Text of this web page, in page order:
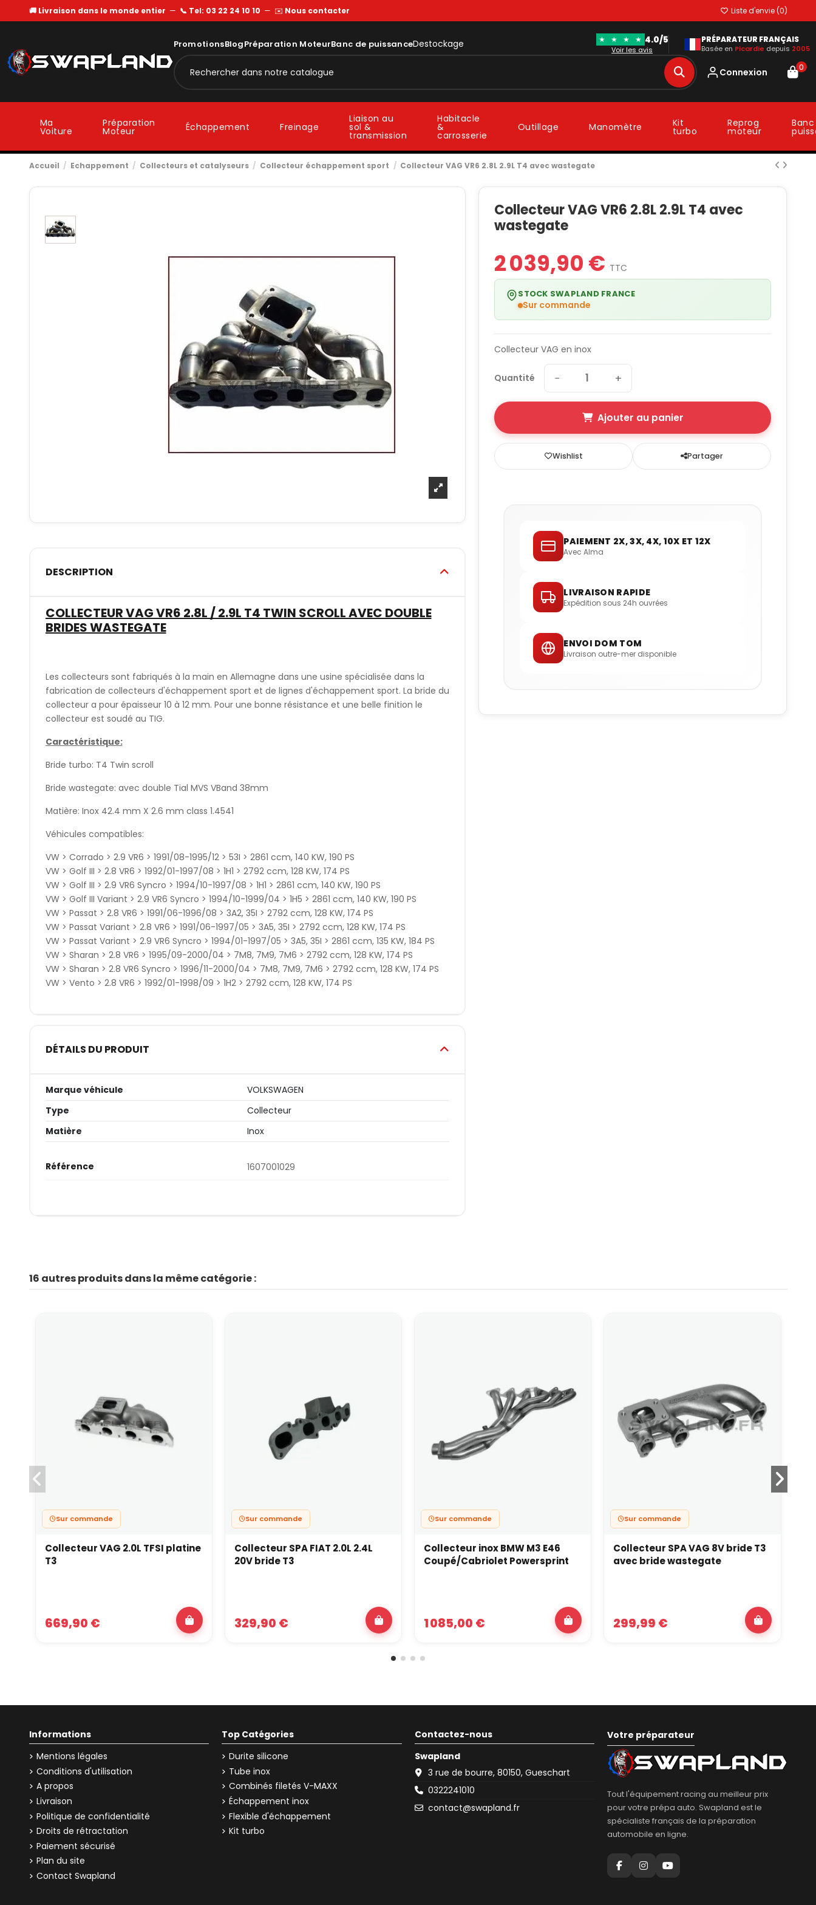
🚚 Livraison dans le monde entier — 📞 Tel: 03 22 24 10 10 — ✉️ Nous contacter Liste d'envie (0)
PromotionsBlogPréparation MoteurBanc de puissanceDestockage ★ ★ ★ ★ 4.0/5
Voir les avis
PRÉPARATEUR FRANÇAIS
Basée en Picardie depuis 2005
Connexion 0
Ma
Voiture
Préparation
Moteur Échappement Freinage
Liaison au
sol &
transmission
Habitacle
&
carrosserie
Outillage Manomètre Kit
turbo
Reprog
moteur
Accueil Echappement Collecteurs et catalyseurs Collecteur échappement sport Collecteur VAG VR6 2.8L 2.9L T4 avec wastegate
DESCRIPTION
COLLECTEUR VAG VR6 2.8L / 2.9L T4 TWIN SCROLL AVEC DOUBLE
BRIDES WASTEGATE
Les collecteurs sont fabriqués à la main en Allemagne dans une usine spécialisée dans la
fabrication de collecteurs d'échappement sport et de lignes d'échappement sport. La bride du
collecteur a pour épaisseur 10 à 12 mm. Pour une bonne résistance et une belle finition le
collecteur est soudé au TIG.
Caractéristique:
Bride turbo: T4 Twin scroll
Bride wastegate: avec double Tial MVS VBand 38mm
Matière: Inox 42.4 mm X 2.6 mm class 1.4541
Véhicules compatibles:
VW > Corrado > 2.9 VR6 > 1991/08-1995/12 > 53I > 2861 ccm, 140 KW, 190 PS
VW > Golf III > 2.8 VR6 > 1992/01-1997/08 > 1H1 > 2792 ccm, 128 KW, 174 PS
VW > Golf III > 2.9 VR6 Syncro > 1994/10-1997/08 > 1H1 > 2861 ccm, 140 KW, 190 PS
VW > Golf III Variant > 2.9 VR6 Syncro > 1994/10-1999/04 > 1H5 > 2861 ccm, 140 KW, 190 PS
VW > Passat > 2.8 VR6 > 1991/06-1996/08 > 3A2, 35I > 2792 ccm, 128 KW, 174 PS
VW > Passat Variant > 2.8 VR6 > 1991/06-1997/05 > 3A5, 35I > 2792 ccm, 128 KW, 174 PS
VW > Passat Variant > 2.9 VR6 Syncro > 1994/01-1997/05 > 3A5, 35I > 2861 ccm, 135 KW, 184 PS
VW > Sharan > 2.8 VR6 > 1995/09-2000/04 > 7M8, 7M9, 7M6 > 2792 ccm, 128 KW, 174 PS
VW > Sharan > 2.8 VR6 Syncro > 1996/11-2000/04 > 7M8, 7M9, 7M6 > 2792 ccm, 128 KW, 174 PS
VW > Vento > 2.8 VR6 > 1992/01-1998/09 > 1H2 > 2792 ccm, 128 KW, 174 PS
DÉTAILS DU PRODUIT
Marque véhicule
VOLKSWAGEN
Type
Collecteur
Matière
Inox
Référence 1607001029
Collecteur VAG VR6 2.8L 2.9L T4 avec
wastegate
2 039,90 € TTC
STOCK SWAPLAND FRANCE
Sur commande
Collecteur VAG en inox
Quantité − +
Ajouter au panier
Wishlist Partager
PAIEMENT 2X, 3X, 4X, 10X ET 12X
Avec Alma
LIVRAISON RAPIDE
Expédition sous 24h ouvrées
ENVOI DOM TOM
Livraison outre-mer disponible
16 autres produits dans la même catégorie :
Sur commande
Collecteur VAG 2.0L TFSI platine
T3
669,90 €
Sur commande
Collecteur SPA FIAT 2.0L 2.4L
20V bride T3
329,90 €
Sur commande
Collecteur inox BMW M3 E46
Coupé/Cabriolet Powersprint
1 085,00 €
Sur commande
Collecteur SPA VAG 8V bride T3
avec bride wastegate
299,99 €
Informations
Mentions légales
Conditions d'utilisation
A propos
Livraison
Politique de confidentialité
Droits de rétractation
Paiement sécurisé
Plan du site
Contact Swapland
Top Catégories
Durite silicone
Tube inox
Combinés filetés V-MAXX
Échappement inox
Flexible d'échappement
Kit turbo
Contactez-nous
Swapland
3 rue de bourre, 80150, Gueschart
0322241010
contact@swapland.fr
Votre préparateur
Tout l'équipement racing au meilleur prix
pour votre prépa auto. Swapland est le
spécialiste français de la préparation
automobile en ligne.